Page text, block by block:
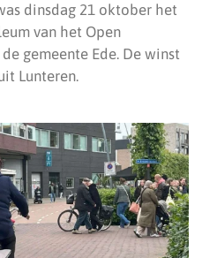
dinsdag 21 oktober het
van het Open
gemeente Ede. De winst
Lunteren.